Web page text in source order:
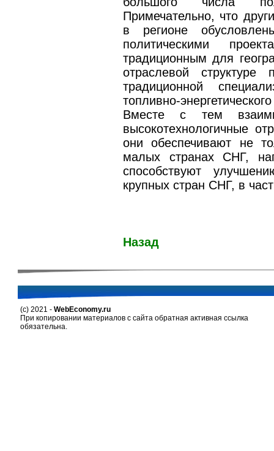
Примечательно, что
в регионе
политическими
традиционным для
отраслевой структуре
традиционной
топливно-
Вместе с тем
высокотехнологичные
они обеспечивают не
малых странах СНГ,
способствуют
крупных стран СНГ, в
Назад
(c) 2021 - WebEconomy.ru
При копировании материалов с сайта обратная активная ссылка
обязательна.